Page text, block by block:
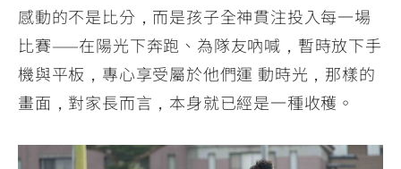
感動的不是比分，而是孩子全神貫注投入每一場
比賽——在陽光下奔跑、為隊友吶喊，暫時放下手
機與平板，專心享受屬於他們運 動時光，那樣的
畫面，對家長而言，本身就已經是一種收穫。